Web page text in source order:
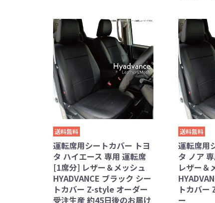
送料無料
運転席用シートカバー トヨ
タ ハイエース 専用 運転席
[1席分] レザー＆メッシュ
HYADVANCE ブラック シー
トカバー Z-style オーダー
受注生産 約45日後のお届け
送料無料
運転席用
タ ノア
レザー＆
トカバー
ー